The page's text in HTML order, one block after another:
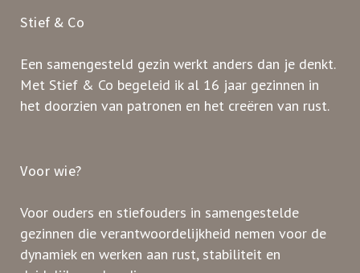
Stief & Co
Een samengesteld gezin werkt anders dan je denkt.
Met Stief & Co begeleid ik al 16 jaar gezinnen in
het doorzien van patronen en het creëren van rust.
Voor wie?
Voor ouders en stiefouders in samengestelde
gezinnen die verantwoordelijkheid nemen voor de
dynamiek en werken aan rust, stabiliteit en